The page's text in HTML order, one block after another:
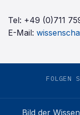
Tel: +49 (0)711
E-Mail:
FOLGEN
Bild der